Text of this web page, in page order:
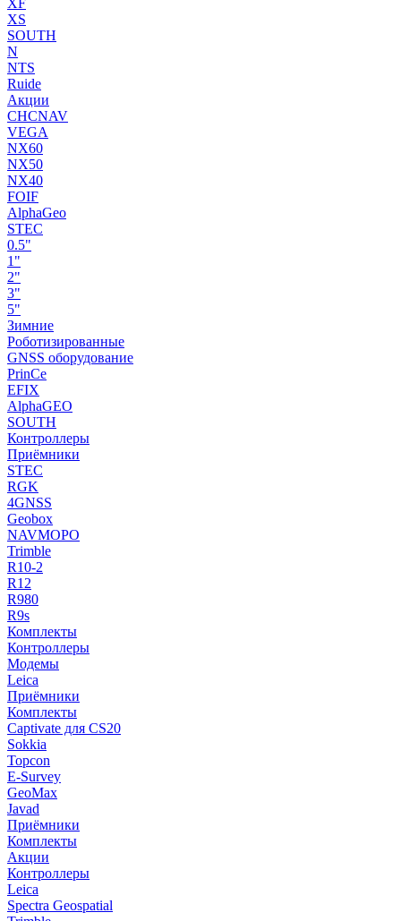
XF
XS
SOUTH
N
NTS
Ruide
Акции
CHCNAV
VEGA
NX60
NX50
NX40
FOIF
AlphaGeo
STEC
0.5"
1"
2"
3"
5"
Зимние
Роботизированные
GNSS оборудование
PrinCe
EFIX
AlphaGEO
SOUTH
Контроллеры
Приёмники
STEC
RGK
4GNSS
Geobox
NAVMOPO
Trimble
R10-2
R12
R980
R9s
Комплекты
Контроллеры
Модемы
Leica
Приёмники
Комплекты
Captivate для CS20
Sokkia
Topcon
E-Survey
GeoMax
Javad
Приёмники
Комплекты
Акции
Контроллеры
Leica
Spectra Geospatial